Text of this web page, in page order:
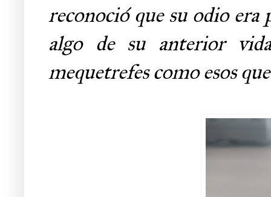
reconoció que su odio
algo de su anterior
mequetrefes como esos